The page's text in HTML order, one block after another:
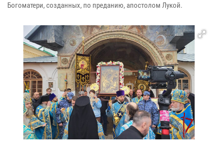
Богоматери, созданных, по преданию, апостолом Лукой.​​​​​​​